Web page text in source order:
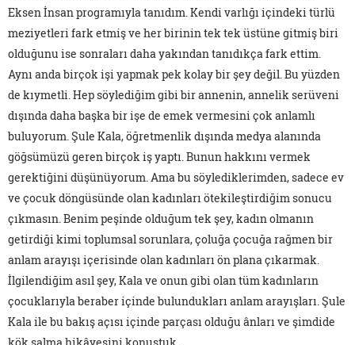
Eksen İnsan programıyla tanıdım. Kendi varlığı içindeki türlü
meziyetleri fark etmiş ve her birinin tek tek üstüne gitmiş biri
olduğunu ise sonraları daha yakından tanıdıkça fark ettim.
Aynı anda birçok işi yapmak pek kolay bir şey değil. Bu yüzden
de kıymetli. Hep söylediğim gibi bir annenin, annelik serüveni
dışında daha başka bir işe de emek vermesini çok anlamlı
buluyorum. Şule Kala, öğretmenlik dışında medya alanında
göğsümüzü geren birçok iş yaptı. Bunun hakkını vermek
gerektiğini düşünüyorum. Ama bu söylediklerimden, sadece ev
ve çocuk döngüsünde olan kadınları ötekileştirdiğim sonucu
çıkmasın. Benim peşinde olduğum tek şey, kadın olmanın
getirdiği kimi toplumsal sorunlara, çoluğa çocuğa rağmen bir
anlam arayışı içerisinde olan kadınları ön plana çıkarmak.
İlgilendiğim asıl şey, Kala ve onun gibi olan tüm kadınların
çocuklarıyla beraber içinde bulundukları anlam arayışları. Şule
Kala ile bu bakış açısı içinde parçası olduğu ânları ve şimdide